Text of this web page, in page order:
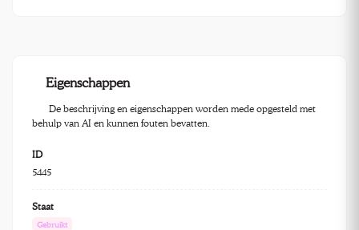
Eigenschappen
De beschrijving en eigenschappen worden mede opgesteld met
behulp van AI en kunnen fouten bevatten.
ID
5445
Staat
Gebruikt